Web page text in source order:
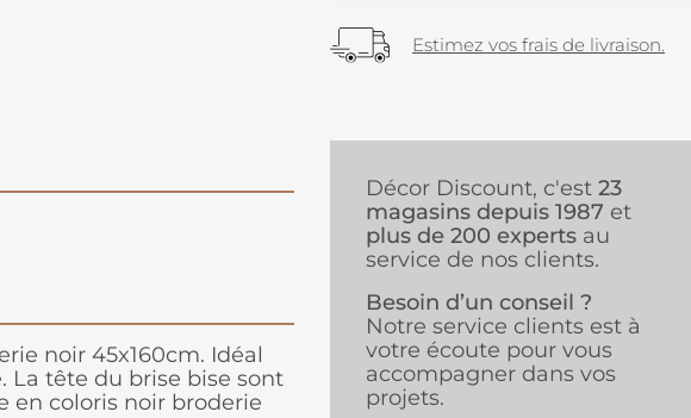
Estimez vos frais de livraison.
noir 45x160cm. Idéal
tête du brise bise sont
en coloris noir broderie
Décor Discount, c'est 23
magasins depuis 1987 et
plus de 200 experts au
service de nos clients.
Besoin d’un conseil ?
Notre service clients est à
votre écoute pour vous
accompagner dans vos
projets.